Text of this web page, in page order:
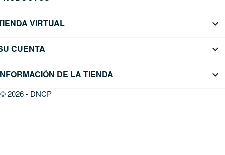
VIRTUAL 
CUENTA 
DE LA TIENDA keyboard_arrow_down
© 2026 - DNCP